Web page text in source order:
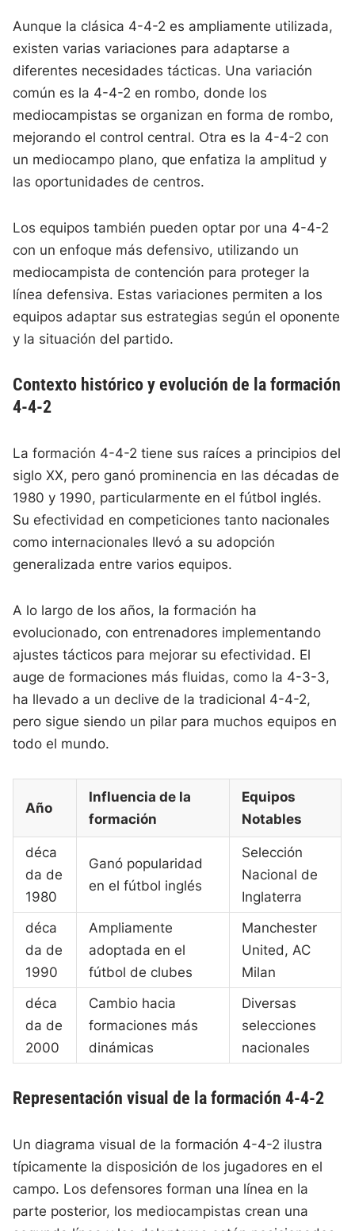
Aunque la clásica 4-4-2 es ampliamente utilizada,
existen varias variaciones para adaptarse a
diferentes necesidades tácticas. Una variación
común es la 4-4-2 en rombo, donde los
mediocampistas se organizan en forma de rombo,
mejorando el control central. Otra es la 4-4-2 con
un mediocampo plano, que enfatiza la amplitud y
las oportunidades de centros.
Los equipos también pueden optar por una 4-4-2
con un enfoque más defensivo, utilizando un
mediocampista de contención para proteger la
línea defensiva. Estas variaciones permiten a los
equipos adaptar sus estrategias según el oponente
y la situación del partido.
Contexto histórico y evolución de la formación
4-4-2
La formación 4-4-2 tiene sus raíces a principios del
siglo XX, pero ganó prominencia en las décadas de
1980 y 1990, particularmente en el fútbol inglés.
Su efectividad en competiciones tanto nacionales
como internacionales llevó a su adopción
generalizada entre varios equipos.
A lo largo de los años, la formación ha
evolucionado, con entrenadores implementando
ajustes tácticos para mejorar su efectividad. El
auge de formaciones más fluidas, como la 4-3-3,
ha llevado a un declive de la tradicional 4-4-2,
pero sigue siendo un pilar para muchos equipos en
todo el mundo.
Año
Influencia de la
formación
Equipos
Notables
déca
da de
1980
Ganó popularidad
en el fútbol inglés
Selección
Nacional de
Inglaterra
déca
da de
1990
Ampliamente
adoptada en el
fútbol de clubes
Manchester
United, AC
Milan
déca
da de
2000
Cambio hacia
formaciones más
dinámicas
Diversas
selecciones
nacionales
Representación visual de la formación 4-4-2
Un diagrama visual de la formación 4-4-2 ilustra
típicamente la disposición de los jugadores en el
campo. Los defensores forman una línea en la
parte posterior, los mediocampistas crean una